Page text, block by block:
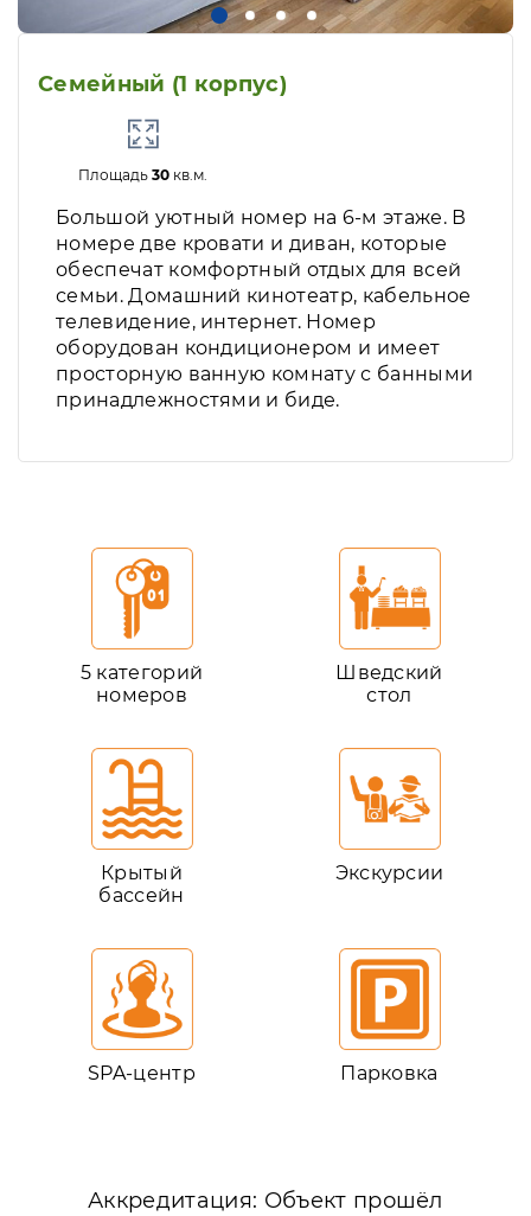
Семейный (1 корпус)
Площадь30 кв.м.
Большой уютный номер на 6-м этаже. В
номере две кровати и диван, которые
обеспечат комфортный отдых для всей
семьи. Домашний кинотеатр, кабельное
телевидение, интернет. Номер
оборудован кондиционером и имеет
просторную ванную комнату с банными
принадлежностями и биде.
5 категорий
номеров
Шведский
стол
Крытый
бассейн
Экскурсии
SPA-центр Парковка
Аккредитация: Объект прошёл